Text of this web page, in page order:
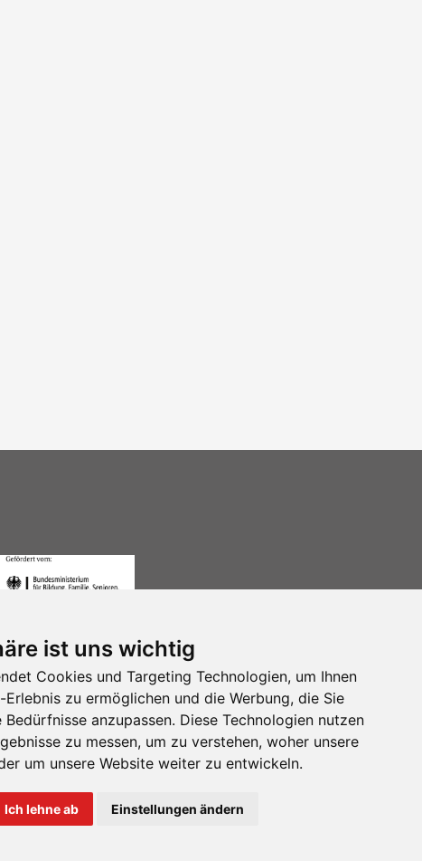
ist uns wichtig
Cookies und Targeting Technologien, um Ihnen
zu ermöglichen und die Werbung, die Sie
Bedürfnisse anzupassen. Diese Technologien nutzen
zu messen, um zu verstehen, woher unsere
um unsere Website weiter zu entwickeln.
Ich lehne ab Einstellungen ändern
Besuchen Sie uns auf Instagram
Besuchen Sie uns auf
Besuchen Sie uns auf